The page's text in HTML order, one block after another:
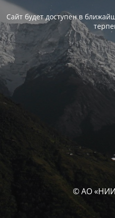
Сайт будет доступен в
© АО